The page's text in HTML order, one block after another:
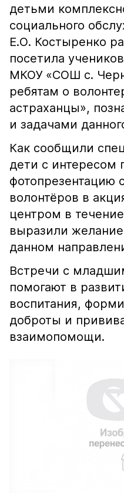
детьми
социального
Е.О. Костыренко
посетила
МКОУ «СОШ с.
ребятам о
астраханцы»,
и задачами
Как сообщили
дети с интересом
фотопрезентацию
волонтёров в
центром в
выразили
данном
Встречи с
помогают в
воспитания,
доброты и
взаимопомощи.